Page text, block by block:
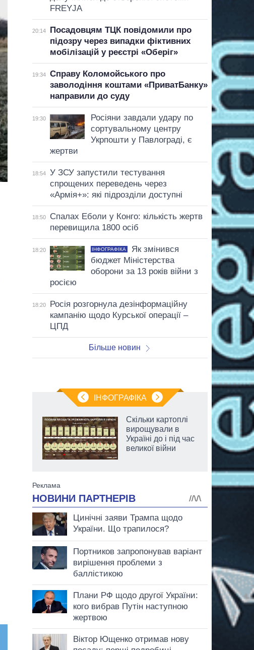
FREYJA
20:14
Посадовцям ТЦК повідомили про
підозру через випадки фіктивних
мобілізацій у реєстрі «Оберіг»
19:34
Справу Коломойського про
заволодіння коштами «ПриватБанку»
направили до суду
19:30
Росіяни завдали удару по
сортувальному центру
Укрпошти у Павлограді, є
жертви
18:54
У ЗСУ запустили тестування
спрощених переведень через
«Армія+»: які підрозділи доступні
18:50
Спалах Еболи у Конго: кількість жертв
перевищила 1800 осіб
18:20 ІНФОГРАФІКА
Як змінився
бюджет Міністерства
оборони за 13 років війни з
росією
18:20
Росія розгорнула дезінформаційну
кампанію щодо Курської операції –
ЦПД
Більше новин
ІНФОГРАФІКА
Скільки картоплі
вирощували в
Україні до і під час
великої війни